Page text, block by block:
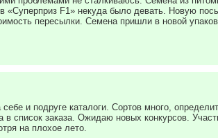
«Суперприз F1» некуда было девать. Новую
пересылки. Семена пришли в новой
и подруге каталоги. Сортов много,
список заказа. Ожидаю новых конкурсов.
на плохое лето.